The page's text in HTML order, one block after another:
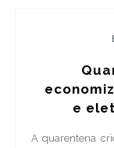
e
A quarentena